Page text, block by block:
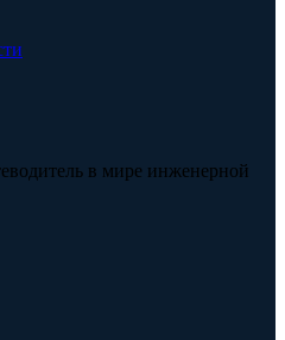
в мире инженерной